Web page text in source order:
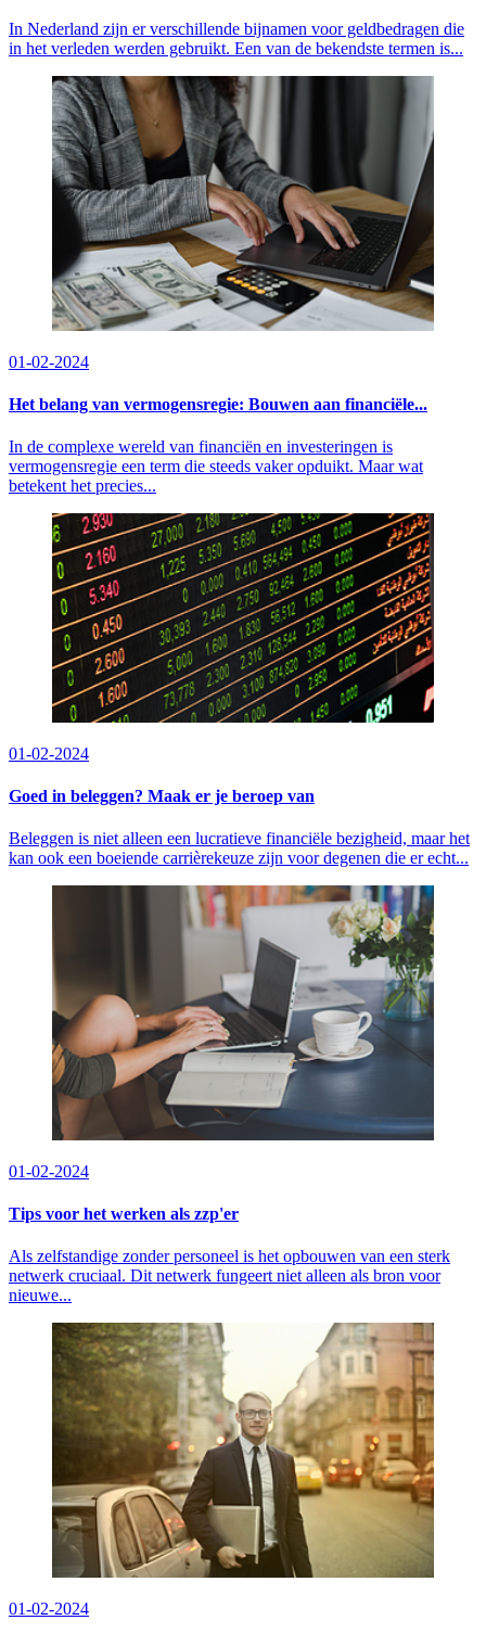
In Nederland zijn er verschillende bijnamen voor geldbedragen die
in het verleden werden gebruikt. Een van de bekendste termen is...
01-02-2024
Het belang van vermogensregie: Bouwen aan financiële...
In de complexe wereld van financiën en investeringen is
vermogensregie een term die steeds vaker opduikt. Maar wat
betekent het precies...
01-02-2024
Goed in beleggen? Maak er je beroep van
Beleggen is niet alleen een lucratieve financiële bezigheid, maar het
kan ook een boeiende carrièrekeuze zijn voor degenen die er echt...
01-02-2024
Tips voor het werken als zzp'er
Als zelfstandige zonder personeel is het opbouwen van een sterk
netwerk cruciaal. Dit netwerk fungeert niet alleen als bron voor
nieuwe...
01-02-2024